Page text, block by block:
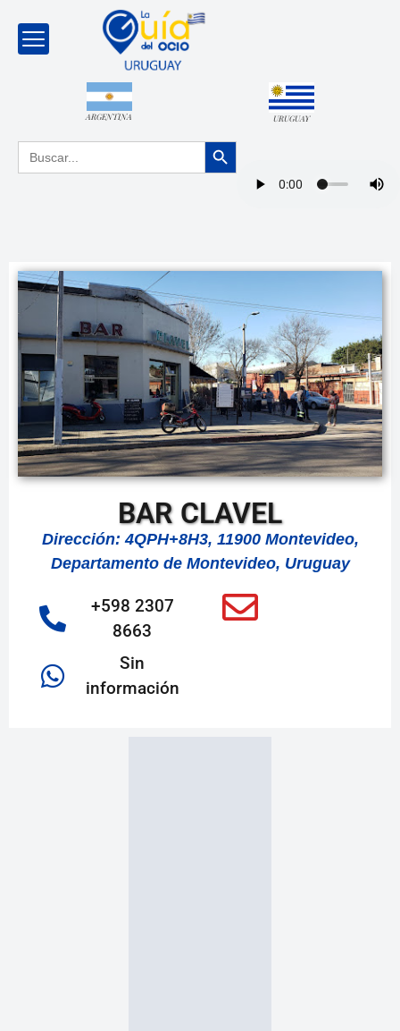
ARGENTINA URUGUAY
Buscar: Botón de búsqueda
BAR CLAVEL
Dirección: 4QPH+8H3, 11900 Montevideo,
Departamento de Montevideo, Uruguay
+598 2307
8663
Sin
información